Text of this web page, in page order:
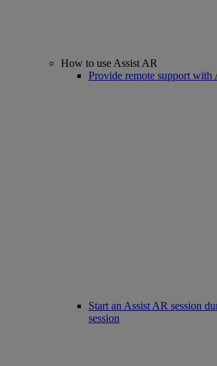
How to use Assist AR
Provide remote support with
Start an Assist AR session
session